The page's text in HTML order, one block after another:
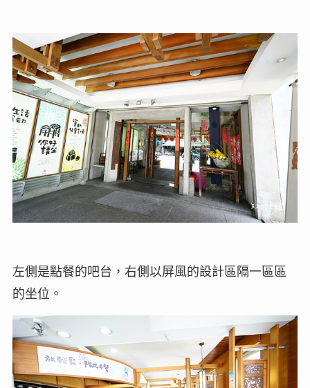
左側是點餐的吧台，右側以屏風的設計區隔一區區
的坐位。